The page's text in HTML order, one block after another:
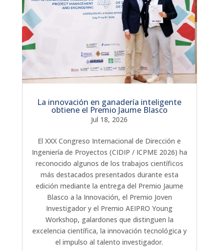
La innovación en ganadería inteligente
obtiene el Premio Jaume Blasco
Jul 18, 2026
El XXX Congreso Internacional de Dirección e
Ingeniería de Proyectos (CIDIP / ICPME 2026) ha
reconocido algunos de los trabajos científicos
más destacados presentados durante esta
edición mediante la entrega del Premio Jaume
Blasco a la Innovación, el Premio Joven
Investigador y el Premio AEIPRO Young
Workshop, galardones que distinguen la
excelencia científica, la innovación tecnológica y
el impulso al talento investigador.